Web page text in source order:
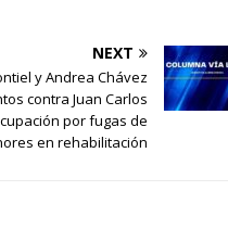
NEXT
y Andrea Chávez
contra Juan Carlos
por fugas de
en rehabilitación